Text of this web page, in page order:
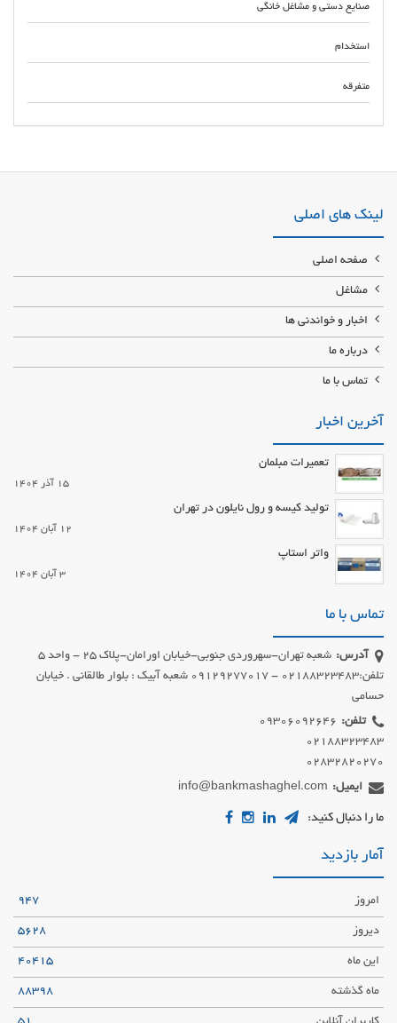
صنایع دستی و مشاغل خانگی
استخدام
متفرقه
و بلوک ای بی اس ترمز ایرانی و خارجی اعلام قیمت خرید روز انواع پمپ و بوستر
لینک های اصلی
صفحه اصلی
مشاغل
اخبار و خواندنی ها
درباره ما
تماس با ما
آخرین اخبار
تعمیرات مبلمان
15 آذر 1404
تولید کیسه و رول نایلون در تهران
12 آبان 1404
واتر استاپ
3 آبان 1404
تماس با ما
آدرس:
شعبه تهران-سهروردی جنوبی-خیابان اورامان-پلاک 25 - واحد 5
تلفن:02188323483 - 09129277017 شعبه آبیک : بلوار طالقانی . خیابان
حسامی
تلفن:
02832820270
ایمیل: info@bankmashaghel.com
ما را دنبال کنید:
آمار بازدید
امروز 947
دیروز 5628
این ماه 40415
ماه گذشته 88398